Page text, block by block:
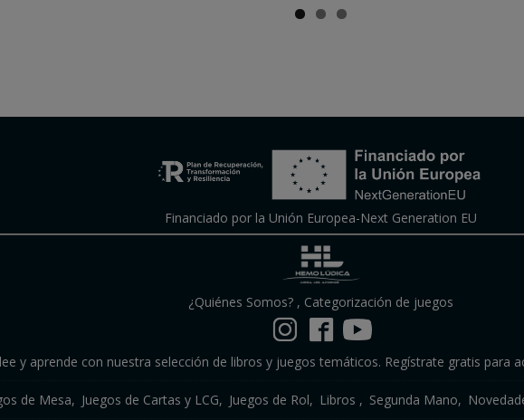
Financiado por la Unión Europea-Next Generation EU
¿Quiénes Somos? , Categorización de juegos
lee y aprende con nuestra selección de libros y juegos temáticos. Regístrate gratis para
de Mesa Juegos de Cartas y LCG Juegos de Rol Libros Segunda Mano